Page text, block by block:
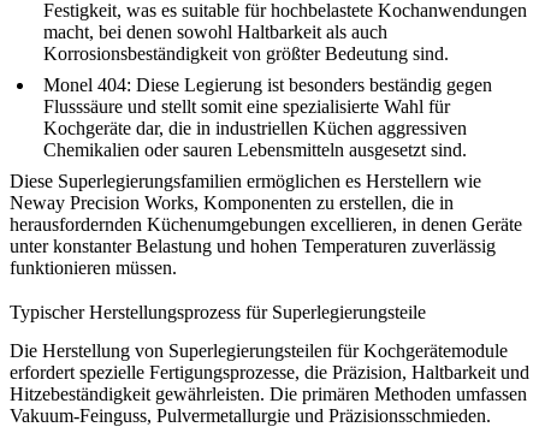
Festigkeit, was es suitable für hochbelastete Kochanwendungen
macht, bei denen sowohl Haltbarkeit als auch
Korrosionsbeständigkeit von größter Bedeutung sind.
Monel 404: Diese Legierung ist besonders beständig gegen
Flusssäure und stellt somit eine spezialisierte Wahl für
Kochgeräte dar, die in industriellen Küchen aggressiven
Chemikalien oder sauren Lebensmitteln ausgesetzt sind.
Diese Superlegierungsfamilien ermöglichen es Herstellern wie
Neway Precision Works, Komponenten zu erstellen, die in
herausfordernden Küchenumgebungen excellieren, in denen Geräte
unter konstanter Belastung und hohen Temperaturen zuverlässig
funktionieren müssen.
Typischer Herstellungsprozess für Superlegierungsteile
Die Herstellung von Superlegierungsteilen für Kochgerätemodule
erfordert spezielle Fertigungsprozesse, die Präzision, Haltbarkeit und
Hitzebeständigkeit gewährleisten. Die primären Methoden umfassen
Vakuum-Feinguss, Pulvermetallurgie und Präzisionsschmieden.